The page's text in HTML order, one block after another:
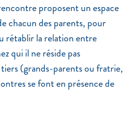
proposent un espace
chacun des parents, pour
rétablir la relation entre
qui il ne réside pas
(grands-parents ou fratrie,
se font en présence de